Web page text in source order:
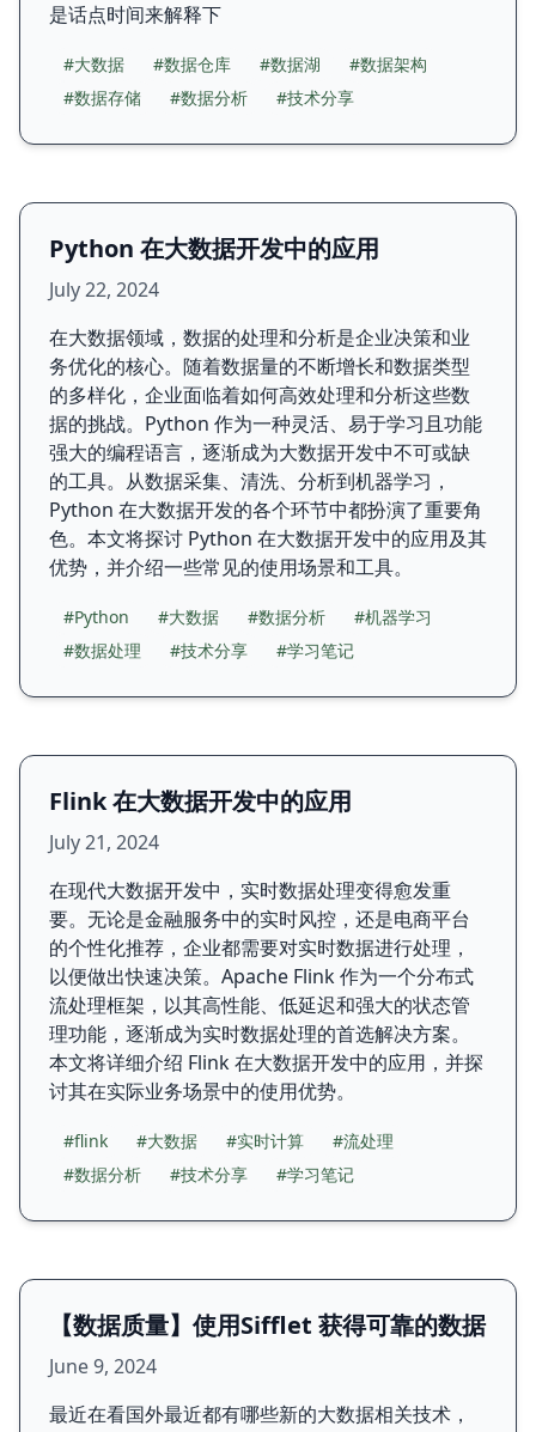
是话点时间来解释下
#大数据 #数据仓库 #数据湖
#数据架构
#数据存储
#数据分析 #技术分享
Python 在大数据开发中的应用
July 22, 2024
在大数据领域，数据的处理和分析是企业决策和业
务优化的核心。随着数据量的不断增长和数据类型
的多样化，企业面临着如何高效处理和分析这些数
据的挑战。Python 作为一种灵活、易于学习且功能
强大的编程语言，逐渐成为大数据开发中不可或缺
的工具。从数据采集、清洗、分析到机器学习，
Python 在大数据开发的各个环节中都扮演了重要角
色。本文将探讨 Python 在大数据开发中的应用及其
优势，并介绍一些常见的使用场景和工具。
#Python #大数据 #数据分析
#机器学习
#数据处理
#技术分享 #学习笔记
Flink 在大数据开发中的应用
July 21, 2024
在现代大数据开发中，实时数据处理变得愈发重
要。无论是金融服务中的实时风控，还是电商平台
的个性化推荐，企业都需要对实时数据进行处理，
以便做出快速决策。Apache Flink 作为一个分布式
流处理框架，以其高性能、低延迟和强大的状态管
理功能，逐渐成为实时数据处理的首选解决方案。
本文将详细介绍 Flink 在大数据开发中的应用，并探
讨其在实际业务场景中的使用优势。
#flink #大数据 #实时计算
#流处理
#数据分析
#技术分享 #学习笔记
【数据质量】使用Sifflet 获得可靠的数据
June 9, 2024
最近在看国外最近都有哪些新的大数据相关技术，